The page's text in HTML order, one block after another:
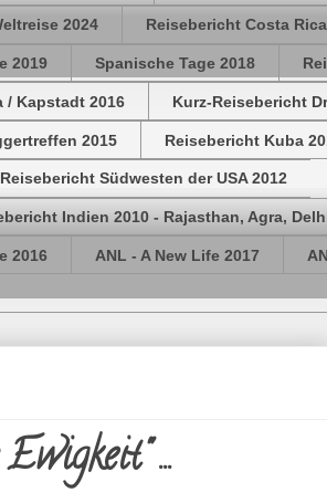
2024 Reisebericht Costa
2019 Spanische Tage 2018
/ Kapstadt 2016 Kurz-Reisebericht
2015 Reisebericht Kuba
Reisebericht Südwesten der USA 2012
Indien 2010 - Rajasthan, Agra,
2016 ANL - A New Life 2017
...